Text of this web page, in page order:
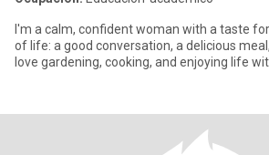
I'm a calm, confident woman with a taste
of life: a good conversation, a delicious
love gardening, cooking, and enjoying life